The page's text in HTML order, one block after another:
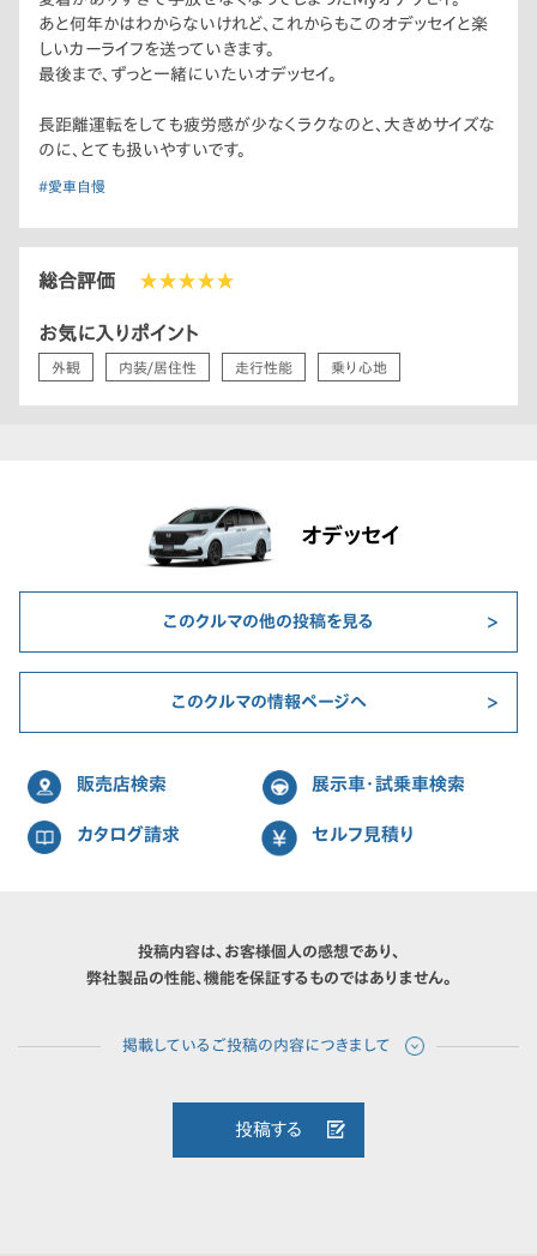
あと何年かはわからないけれど、これからもこのオデッセイと楽
しいカーライフを送っていきます。
最後まで、ずっと一緒にいたいオデッセイ。
長距離運転をしても疲労感が少なくラクなのと、大きめサイズな
のに、とても扱いやすいです。
#愛車自慢
総合評価 ★★★★★
お気に入りポイント
外観 内装/居住性 走行性能 乗り心地
オデッセイ
このクルマの他の投稿を見る
このクルマの情報ページへ
販売店検索 展示車・試乗車検索
カタログ請求 セルフ見積り
投稿内容は、お客様個人の感想であり、
弊社製品の性能、機能を保証するものではありません。
投稿する